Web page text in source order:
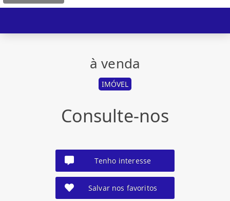
à venda
IMÓVEL
Consulte-nos
Tenho interesse
Salvar nos favoritos